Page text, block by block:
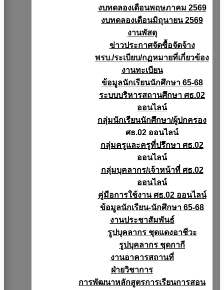
งบทดลองเดือนพฤษภาคม 2569
งบทดลองเดือนมิถุนายน 2569
งานพัสดุ
ข่าวประกาศจัดซื้อจัดจ้าง
พรบ./ระเบียบ/กฏหมายที่เกี่ยวข้อง
งานทะเบียน
ข้อมูลนักเรียนนักศึกษา 65-68
ระบบบริหารสถานศึกษา ศธ.02
ออนไลน์
กลุ่มนักเรียนนักศึกษา/ผู้ปกครอง
ศธ.02 ออนไลน์
กลุ่มครูและครูที่ปรึกษา ศธ.02
ออนไลน์
กลุ่มบุคลากร/เจ้าหน้าที่ ศธ.02
ออนไลน์
คู่มือการใช้งาน ศธ.02 ออนไลน์
ข้อมูลนักเรียน-นักศึกษา 65-68
งานประชาสัมพันธ์
รูปบุคลากร ชุดแดงอาชีวะ
รูปบุคลากร ชุดกากี
งานอาคารสถานที่
ฝ่ายวิชาการ
การพัฒนาหลักสูตรการเรียนการสอน